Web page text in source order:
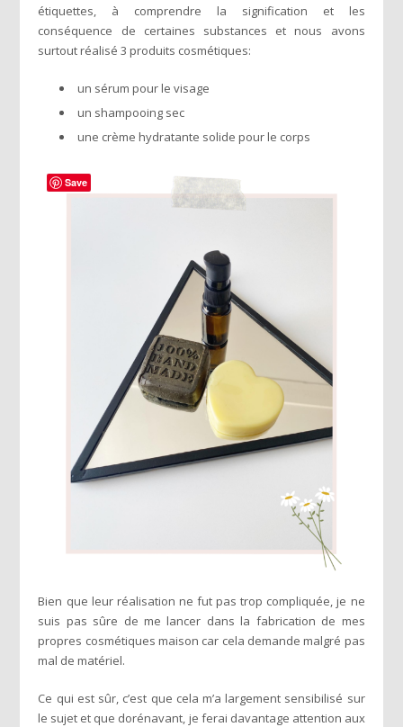
étiquettes, à comprendre la signification et les
conséquence de certaines substances et nous avons
surtout réalisé 3 produits cosmétiques:
un sérum pour le visage
un shampooing sec
une crème hydratante solide pour le corps
Bien que leur réalisation ne fut pas trop compliquée, je ne
suis pas sûre de me lancer dans la fabrication de mes
propres cosmétiques maison car cela demande malgré pas
mal de matériel.
Ce qui est sûr, c’est que cela m’a largement sensibilisé sur
le sujet et que dorénavant, je ferai davantage attention aux
Save